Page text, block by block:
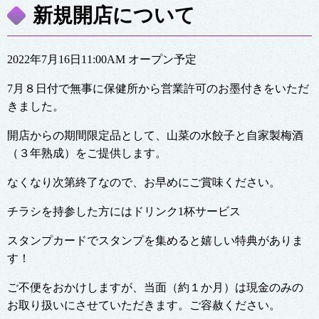
新規開店について
2022年7月16日11:00AM オープン予定
7月８日付で無事に保健所から営業許可のお墨付きをいただ
きました。
開店からの期間限定品として、山菜の水餃子と自家製梅酒
（３年熟成）をご提供します。
なくなり次第終了なので、お早めにご賞味ください。
チラシを持参した方にはドリンク1杯サービス
スタンプカードでスタンプを集めると嬉しい特典がありま
す！
ご不便をおかけしますが、当面（約１か月）は現金のみの
お取り扱いにさせていただきます。ご容赦ください。